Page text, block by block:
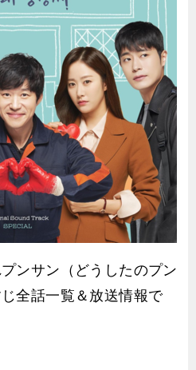
ンサン（どうしたのプン
全話一覧＆放送情報で